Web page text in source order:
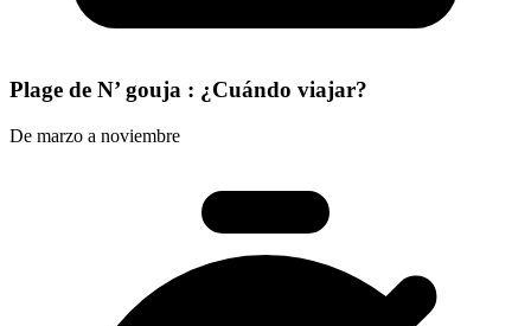
Plage de N’ gouja : ¿Cuándo viajar?
De marzo a noviembre